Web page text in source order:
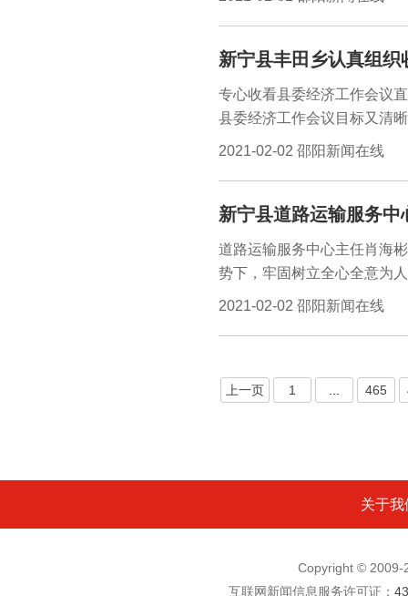
接过立功喜报，肖昕勇家人
为家乡人民增光添彩。
新宁县丰田乡认真组
专心收看县委经济工作会议
县委经济工作会议目标又清
围绕落实“三高四新”战略，
领导、各村书记和部分乡属
2021-02-02 邵阳新闻在线
新宁县道路运输服务
道路运输服务中心主任肖海
势下，牢固树立全心全意为
意识”，坚定“四个自信”，做
力做好春运道路交通保安保
2021-02-02 邵阳新闻在线
上一页 1 465
关于我
Copyright © 2009-
互联网新闻信息服务许可证：